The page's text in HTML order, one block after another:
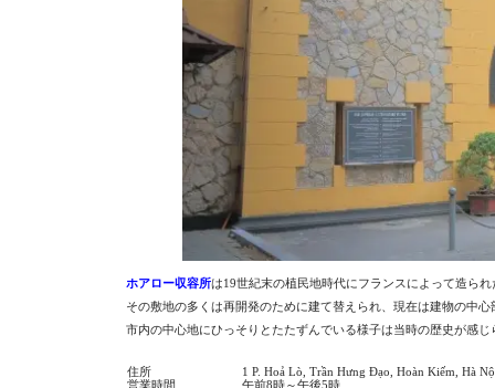
ホアロー収容所は19世紀末の植民地時代にフランスによって造ら
その敷地の多くは再開発のために建て替えられ、現在は建物の中
市内の中心地にひっそりとたたずんでいる様子は当時の歴史が感
住所
1 P. Hoả Lò, Trần Hưng Đạo, Hoàn Kiếm, Hà
営業時間
午前8時～午後5時